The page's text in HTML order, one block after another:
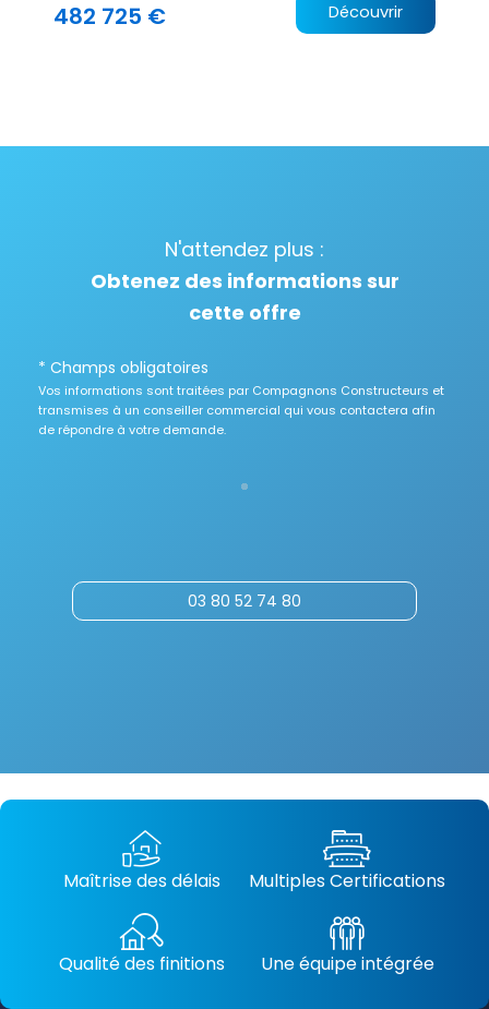
482 725 € Découvrir
N'attendez plus :
Obtenez des informations sur
cette offre
* Champs obligatoires
Vos informations sont traitées par Compagnons Constructeurs et
transmises à un conseiller commercial qui vous contactera afin
de répondre à votre demande.
03 80 52 74 80
Maîtrise des délais Multiples Certifications
Qualité des finitions Une équipe intégrée